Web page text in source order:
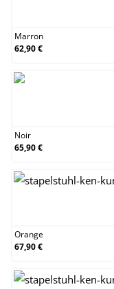
Marron
62,90 €
Noir
65,90 €
Orange
67,90 €